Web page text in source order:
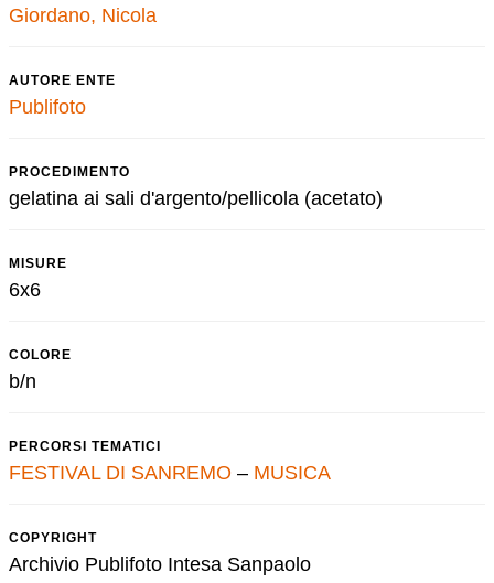
Giordano, Nicola
AUTORE ENTE
Publifoto
PROCEDIMENTO
gelatina ai sali d'argento/pellicola (acetato)
MISURE
6x6
COLORE
b/n
PERCORSI TEMATICI
FESTIVAL DI SANREMO – MUSICA
COPYRIGHT
Archivio Publifoto Intesa Sanpaolo